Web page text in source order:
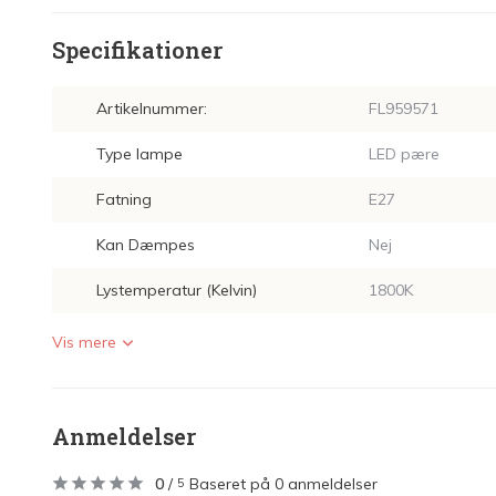
Specifikationer
Artikelnummer: FL959571
Type lampe LED pære
Fatning E27
Kan Dæmpes Nej
Lystemperatur (Kelvin) 1800K
Vis mere
Anmeldelser
0 / 5 Baseret på 0 anmeldelser